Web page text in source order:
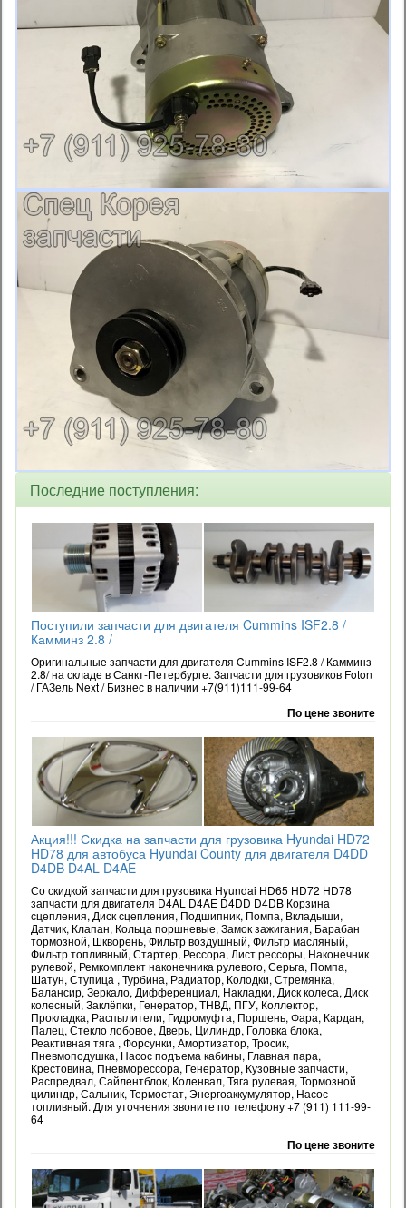
Последние поступления:
Поступили запчасти для двигателя Cummins ISF2.8 /
Камминз 2.8 /
Оригинальные запчасти для двигателя Cummins ISF2.8 / Камминз
2.8/ на складе в Санкт-Петербурге. Запчасти для грузовиков Foton
/ ГАЗель Next / Бизнес в наличии +7(911)111-99-64
По цене звоните
Акция!!! Скидка на запчасти для грузовика Hyundai HD72
HD78 для автобуса Hyundai County для двигателя D4DD
D4DB D4AL D4AE
Со скидкой запчасти для грузовика Hyundai HD65 HD72 HD78
запчасти для двигателя D4AL D4AE D4DD D4DB Корзина
сцепления, Диск сцепления, Подшипник, Помпа, Вкладыши,
Датчик, Клапан, Кольца поршневые, Замок зажигания, Барабан
тормозной, Шкворень, Фильтр воздушный, Фильтр масляный,
Фильтр топливный, Стартер, Рессора, Лист рессоры, Наконечник
рулевой, Ремкомплект наконечника рулевого, Серьга, Помпа,
Шатун, Ступица , Турбина, Радиатор, Колодки, Стремянка,
Балансир, Зеркало, Дифференциал, Накладки, Диск колеса, Диск
колесный, Заклёпки, Генератор, ТНВД, ПГУ, Коллектор,
Прокладка, Распылители, Гидромуфта, Поршень, Фара, Кардан,
Палец, Стекло лобовое, Дверь, Цилиндр, Головка блока,
Реактивная тяга , Форсунки, Амортизатор, Тросик,
Пневмоподушка, Насос подъема кабины, Главная пара,
Крестовина, Пневморессора, Генератор, Кузовные запчасти,
Распредвал, Сайлентблок, Коленвал, Тяга рулевая, Тормозной
цилиндр, Сальник, Термостат, Энергоаккумулятор, Насос
топливный. Для уточнения звоните по телефону +7 (911) 111-99-
64
По цене звоните